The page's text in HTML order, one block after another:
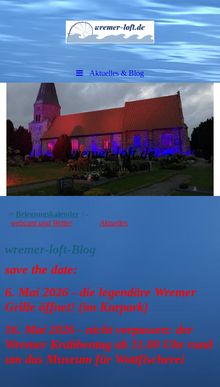
Aktuelles & Blog
wremer-loft.de
Meerblick ganz nah!
-> Belegungskalender <-
webcam und Wetter
Aktuelles
wremer-loft-Blog
save the date:
6. Mai 2026 - die legendäre Wremer
Grille öffnet! (im Kurpark)
16. Mai 2026 - nicht verpassen: der
Wremer Krabbentag ab 11.00 Uhr rund
um das Museum für Wattfischerei